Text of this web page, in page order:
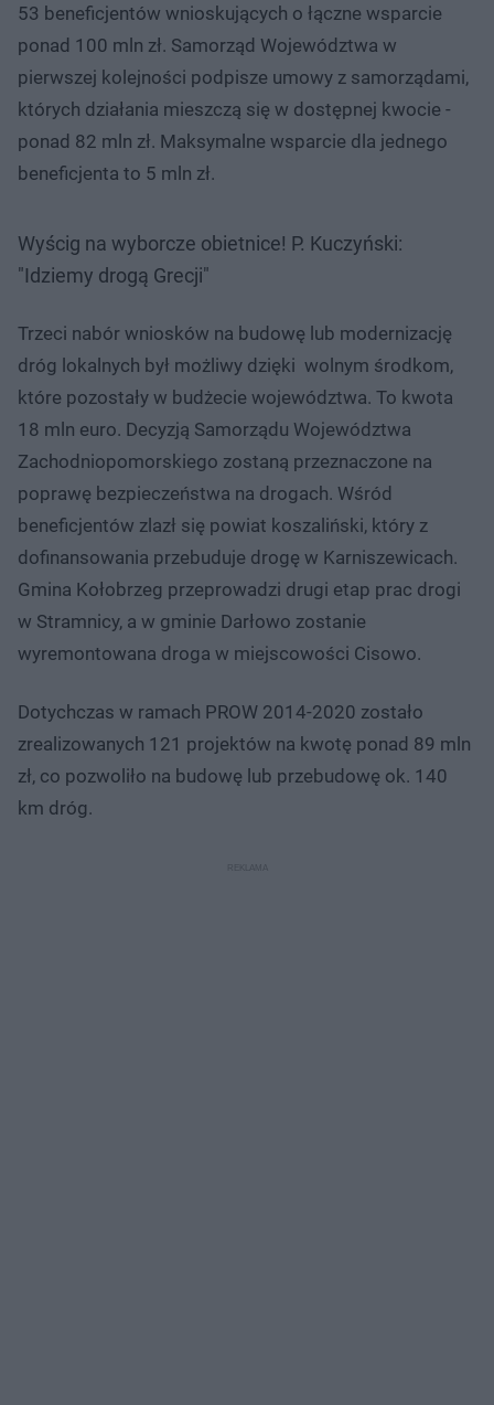
53 beneficjentów wnioskujących o łączne wsparcie
ponad 100 mln zł. Samorząd Województwa w
pierwszej kolejności podpisze umowy z samorządami,
których działania mieszczą się w dostępnej kwocie -
ponad 82 mln zł. Maksymalne wsparcie dla jednego
beneficjenta to 5 mln zł.
Wyścig na wyborcze obietnice! P. Kuczyński:
"Idziemy drogą Grecji"
Trzeci nabór wniosków na budowę lub modernizację
dróg lokalnych był możliwy dzięki wolnym środkom,
które pozostały w budżecie województwa. To kwota
18 mln euro. Decyzją Samorządu Województwa
Zachodniopomorskiego zostaną przeznaczone na
poprawę bezpieczeństwa na drogach. Wśród
beneficjentów zlazł się powiat koszaliński, który z
dofinansowania przebuduje drogę w Karniszewicach.
Gmina Kołobrzeg przeprowadzi drugi etap prac drogi
w Stramnicy, a w gminie Darłowo zostanie
wyremontowana droga w miejscowości Cisowo.
Dotychczas w ramach PROW 2014-2020 zostało
zrealizowanych 121 projektów na kwotę ponad 89 mln
zł, co pozwoliło na budowę lub przebudowę ok. 140
km dróg.